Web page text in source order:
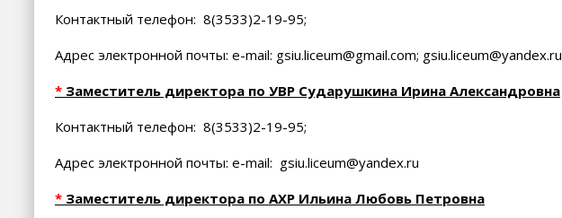
Контактный телефон: 8(3533)2-19-95;
Адрес электронной почты: e-mail: gsiu.liceum@gmail.com; gsiu.liceum@yandex.ru
* Заместитель директора по УВР Сударушкина Ирина Александровна
Контактный телефон: 8(3533)2-19-95;
Адрес электронной почты: e-mail: gsiu.liceum@yandex.ru
* Заместитель директора по АХР Ильина Любовь Петровна